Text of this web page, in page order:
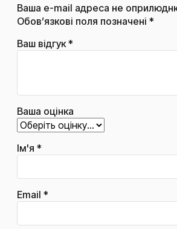
Ваша e-mail адреса не
Обов’язкові поля позначені *
Ваш відгук*
Ваша оцінка
Ім'я *
Email *